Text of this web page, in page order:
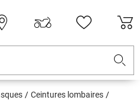
Ceintures lombaires